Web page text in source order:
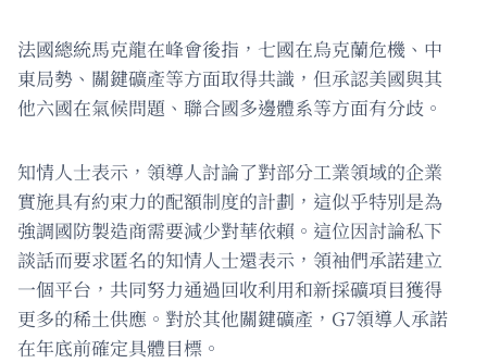
法國總統馬克龍在峰會後指，七國在烏克蘭危機、中
東局勢、關鍵礦產等方面取得共識，但承認美國與其
他六國在氣候問題、聯合國多邊體系等方面有分歧。
知情人士表示，領導人討論了對部分工業領域的企業
實施具有約束力的配額制度的計劃，這似乎特別是為
強調國防製造商需要減少對華依賴。這位因討論私下
談話而要求匿名的知情人士還表示，領袖們承諾建立
一個平台，共同努力通過回收利用和新採礦項目獲得
更多的稀土供應。對於其他關鍵礦產，G7領導人承諾
在年底前確定具體目標。